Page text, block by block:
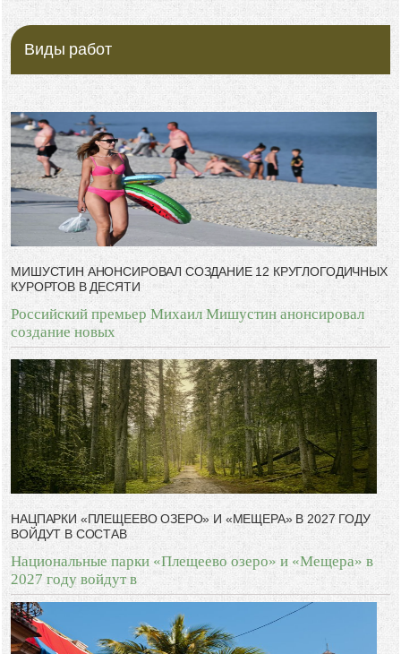
Виды работ
МИШУСТИН АНОНСИРОВАЛ СОЗДАНИЕ 12 КРУГЛОГОДИЧНЫХ
КУРОРТОВ В ДЕСЯТИ
Российский премьер Михаил Мишустин анонсировал
создание новых
НАЦПАРКИ «ПЛЕЩЕЕВО ОЗЕРО» И «МЕЩЕРА» В 2027 ГОДУ
ВОЙДУТ В СОСТАВ
Национальные парки «Плещеево озеро» и «Мещера» в
2027 году войдут в